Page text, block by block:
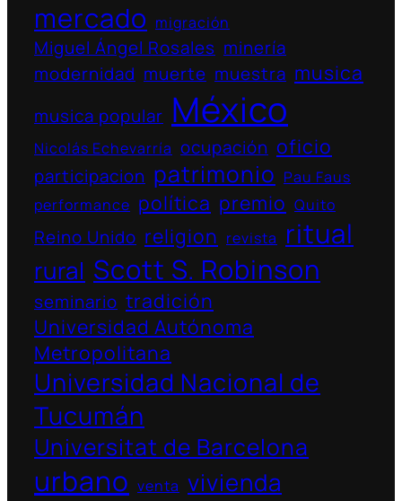
mercado migración
Miguel Ángel Rosales minería
modernidad muerte muestra musica
musica popular México
Nicolás Echevarría ocupación oficio
participacion patrimonio Pau Faus
performance política premio Quito
Reino Unido religion revista ritual
rural Scott S. Robinson
seminario tradición
Universidad Autónoma
Metropolitana
Universidad Nacional de
Tucumán
Universitat de Barcelona
urbano venta vivienda